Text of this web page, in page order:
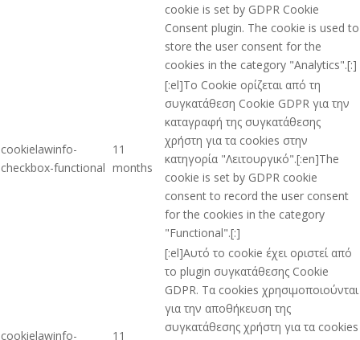
cookie is set by GDPR Cookie
Consent plugin. The cookie is used to
store the user consent for the
cookies in the category "Analytics".[:]
cookielawinfo-
checkbox-functional
11
months
[:el]Το Cookie ορίζεται από τη
συγκατάθεση Cookie GDPR για την
καταγραφή της συγκατάθεσης
χρήστη για τα cookies στην
κατηγορία "Λειτουργικό".[:en]The
cookie is set by GDPR cookie
consent to record the user consent
for the cookies in the category
"Functional".[:]
cookielawinfo-
11
[:el]Αυτό το cookie έχει οριστεί από
το plugin συγκατάθεσης Cookie
GDPR. Τα cookies χρησιμοποιούνται
για την αποθήκευση της
συγκατάθεσης χρήστη για τα cookies